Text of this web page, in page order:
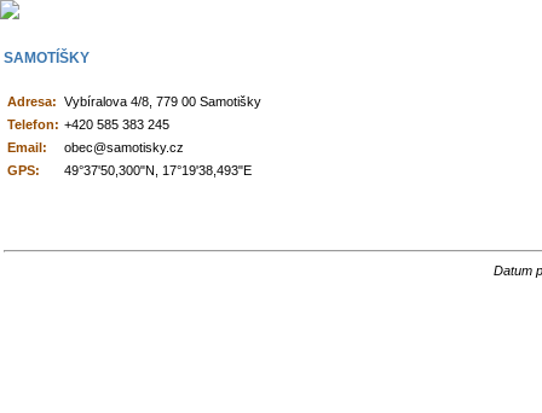
SAMOTÍŠKY
Adresa: Vybíralova 4/8, 779 00 Samotišky
Telefon: +420 585 383 245
Email:
obec@samotisky.cz
GPS:
49°37'50,300"N, 17°19'38,493"E
Datum